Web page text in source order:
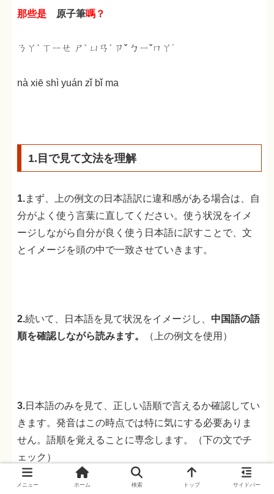
那些是 原子筆嗎？
ㄋㄚˋ ㄒㄧㄝ ㄕˋ ㄩㄢˊ ㄗˇ ㄅㄧˇㄇㄚ˙
nà xiē shì yuán zǐ bǐ ma
1.目で見て文法を理解
1.まず、上の例文の日本語訳に違和感がある場合は、自
分がよく使う言葉に直してください。使う状況をイメ
ージしながら自分が良く使う日本語に訳すことで、文
とイメージを頭の中で一致させていきます。
2.続いて、日本語を見て状況をイメージし、 中国語の語
順を確認しながら読みます。
（上の例文を使用）
3.日本語のみを見て、正しい語順で言えるか確認してい
きます。発音はこの時点では特に気にする必要ありま
せん。語順を覚えることに専念します。（下の文でチ
ェック）
メニュー ホーム 検索 トップ サイドバー